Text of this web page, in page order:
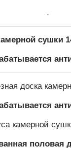
.
сушки
доска
камерной
половая